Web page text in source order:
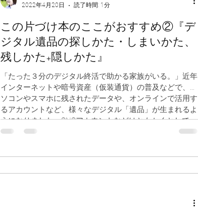
2022年4月20日
読了時間: 1分
この片づけ本のここがおすすめ②『デ
ジタル遺品の探しかた・しまいかた、
残しかた+隠しかた』
「たった３分のデジタル終活で助かる家族がいる。」近年
インターネットや暗号資産（仮装通貨）の普及などで、パ
ソコンやスマホに残されたデータや、オンラインで活用す
るアカウントなど、様々なデジタル「遺品」が生まれるよ
うになりました。SNSアカウントなどはともかくとして、
相続税がかか...